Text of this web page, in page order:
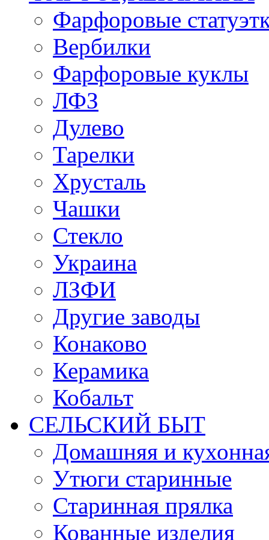
Фарфоровые
Вербилки
Фарфоровые куклы
ЛФЗ
Дулево
Тарелки
Хрусталь
Чашки
Стекло
Украина
ЛЗФИ
Другие заводы
Конаково
Керамика
Кобальт
СЕЛЬСКИЙ БЫТ
Домашняя и
Утюги старинные
Старинная прялка
Кованные изделия